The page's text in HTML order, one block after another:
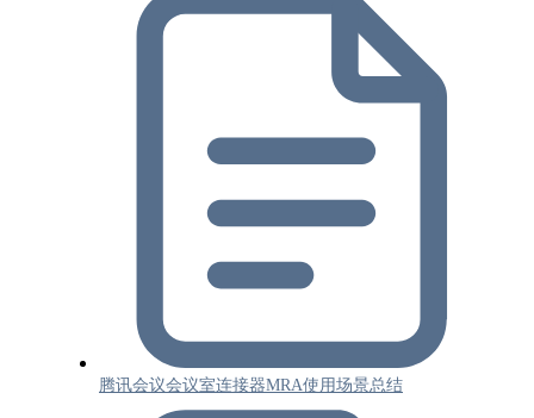
腾讯会议会议室连接器MRA使用场景总结